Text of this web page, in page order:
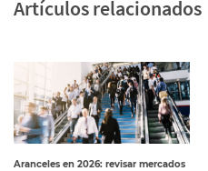
Artículos relacionados
Aranceles en 2026: revisar mercados